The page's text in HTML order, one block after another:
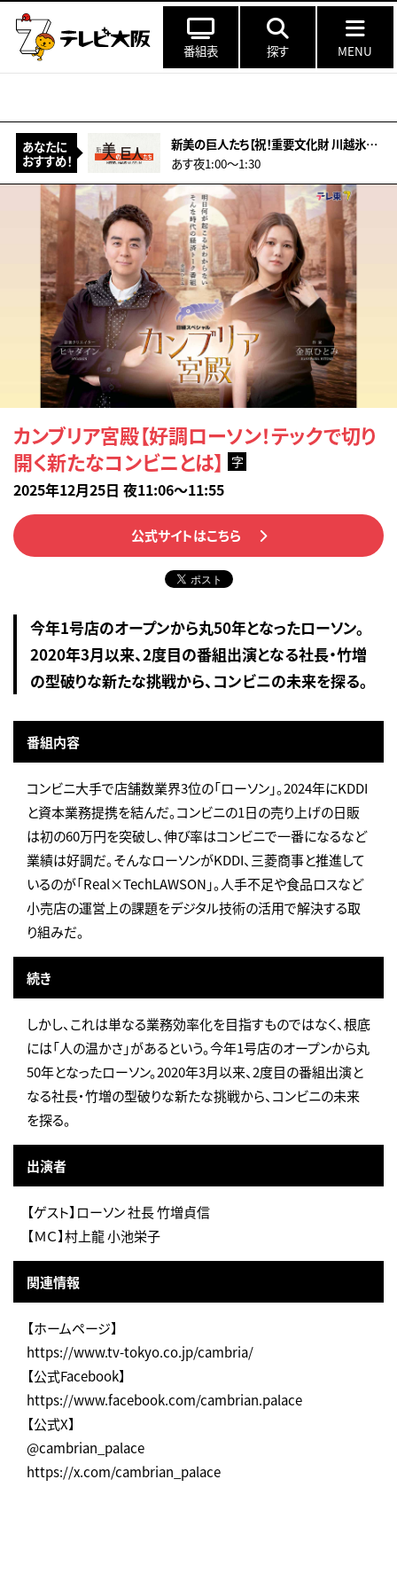
番組表 探す MENU
あなたに
おすすめ！
新美の巨人たち【祝！重要文化財 川越氷川神社本殿 超絶技巧の彫刻の謎】
あす夜1:00〜1:30
カンブリア宮殿【好調ローソン！テックで切り
開く新たなコンビニとは】
字
2025年12月25日 夜11:06～11:55
公式サイトはこちら
今年1号店のオープンから丸50年となったローソン。
2020年3月以来、2度目の番組出演となる社長・竹増
の型破りな新たな挑戦から、コンビニの未来を探る。
番組内容
コンビニ大手で店舗数業界3位の「ローソン」。2024年にKDDI
と資本業務提携を結んだ。コンビニの1日の売り上げの日販
は初の60万円を突破し、伸び率はコンビニで一番になるなど
業績は好調だ。そんなローソンがKDDI、三菱商事と推進して
いるのが「Real×TechLAWSON」。人手不足や食品ロスなど
小売店の運営上の課題をデジタル技術の活用で解決する取
り組みだ。
続き
しかし、これは単なる業務効率化を目指すものではなく、根底
には「人の温かさ」があるという。今年1号店のオープンから丸
50年となったローソン。2020年3月以来、2度目の番組出演と
なる社長・竹増の型破りな新たな挑戦から、コンビニの未来
を探る。
出演者
【ゲスト】ローソン 社長 竹増貞信
【ＭＣ】村上龍 小池栄子
関連情報
【ホームページ】
https://www.tv-tokyo.co.jp/cambria/
【公式Facebook】
https://www.facebook.com/cambrian.palace
【公式X】
@cambrian_palace
https://x.com/cambrian_palace